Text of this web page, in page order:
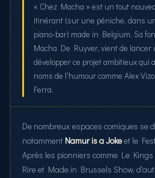
« Chez Macha » est un tout
itinérant (sur une péniche, dans
piano-bar) made in Belgium. Sa
Macha De Ruyver, vient de
développer ce projet ambitieux qui
noms de l'humour comme Alex
Ferra.
De nombreux espaces comiques se
notamment Namur is a Jokeet le
Après les pionniers comme Le Kings
Rire et Made in Brussels Show,